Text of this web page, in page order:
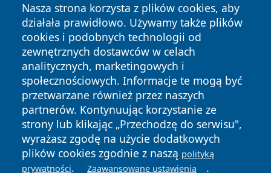
Nasza strona korzysta z plików cookies, aby
działała prawidłowo. Używamy także plików
cookies i podobnych technologii od
zewnętrznych dostawców w celach
analitycznych, marketingowych i
społecznościowych. Informacje te mogą być
przetwarzane również przez naszych
partnerów. Kontynuując korzystanie ze
strony lub klikając „Przechodzę do serwisu",
wyrażasz zgodę na użycie dodatkowych
plików cookies zgodnie z naszą polityką
prywatności. Zaawansowane ustawienia .
Copyright © 2026 zawiercieonline.pl Wszystkie prawa
zastrzeżone.
News Autorzy
Polityka
Prywatności
Polityka
Cookies